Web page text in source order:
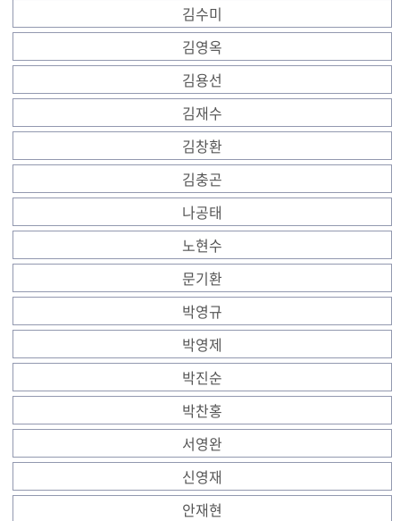
김수미
김영옥
김용선
김재수
김창환
김충곤
나공태
노현수
문기환
박영규
박영제
박진순
박찬홍
서영완
신영재
안재현